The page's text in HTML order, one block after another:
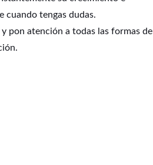
cuando tengas dudas.
y pon atención a todas las formas de